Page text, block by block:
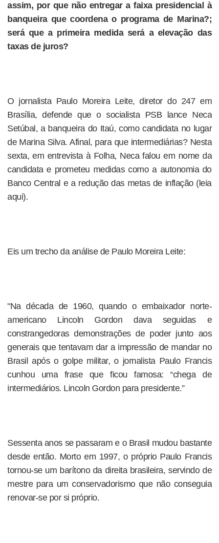
assim, por que não entregar a faixa presidencial à
banqueira que coordena o programa de Marina?;
será que a primeira medida será a elevação das
taxas de juros?
O jornalista Paulo Moreira Leite, diretor do 247 em
Brasília, defende que o socialista PSB lance Neca
Setúbal, a banqueira do Itaú, como candidata no lugar
de Marina Silva. Afinal, para que intermediárias? Nesta
sexta, em entrevista à Folha, Neca falou em nome da
candidata e prometeu medidas como a autonomia do
Banco Central e a redução das metas de inflação (leia
aqui).
Eis um trecho da análise de Paulo Moreira Leite:
"Na década de 1960, quando o embaixador norte-
americano Lincoln Gordon dava seguidas e
constrangedoras demonstrações de poder junto aos
generais que tentavam dar a impressão de mandar no
Brasil após o golpe militar, o jornalista Paulo Francis
cunhou uma frase que ficou famosa: “chega de
intermediários. Lincoln Gordon para presidente.”
Sessenta anos se passaram e o Brasil mudou bastante
desde então. Morto em 1997, o próprio Paulo Francis
tornou-se um barítono da direita brasileira, servindo de
mestre para um conservadorismo que não conseguia
renovar-se por si próprio.